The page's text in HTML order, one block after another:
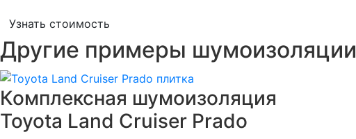
Узнать стоимость
Другие примеры шумоизоляции
Комплексная шумоизоляция
Toyota Land Cruiser Prado